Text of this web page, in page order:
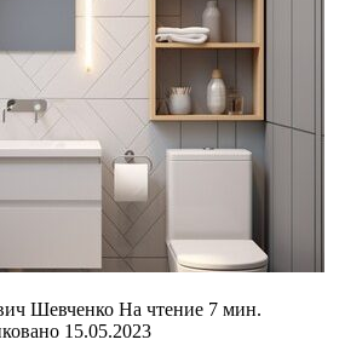
Шевченко На чтение 7 мин.
15.05.2023